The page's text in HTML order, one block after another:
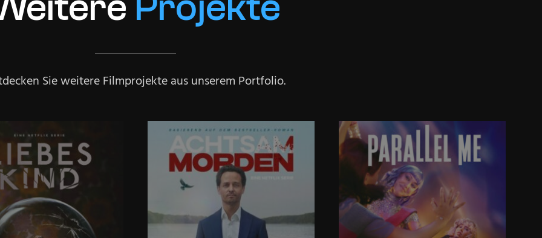
Sie weitere Filmprojekte aus unserem Portfolio.